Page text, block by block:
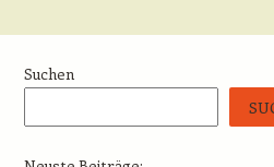
Suchen